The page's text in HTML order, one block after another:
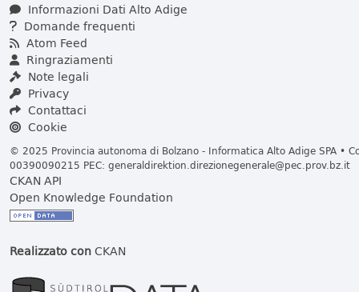
Informazioni Dati Alto Adige
Domande frequenti
Atom Feed
Ringraziamenti
Note legali
Privacy
Contattaci
Cookie
© 2025 Provincia autonoma di Bolzano - Informatica Alto Adige SPA •
00390090215 PEC: generaldirektion.direzionegenerale@pec.prov.bz.it
CKAN API
Open Knowledge Foundation
Realizzato conCKAN